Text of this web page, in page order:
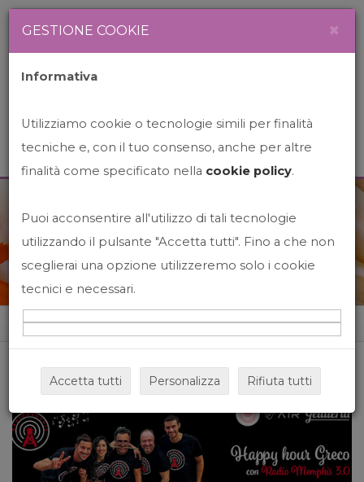
News&Events
Home News&events
GESTIONE COOKIE ×
Informativa
Utilizziamo cookie o tecnologie simili per finalità
tecniche e, con il tuo consenso, anche per altre
finalità come specificato nella cookie policy.
Puoi acconsentire all'utilizzo di tali tecnologie
utilizzando il pulsante "Accetta tutti". Fino a che non
sceglierai una opzione utilizzeremo solo i cookie
tecnici e necessari.
Accetta tutti Personalizza Rifiuta tutti